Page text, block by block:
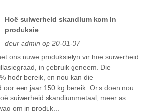
Hoë suiwerheid skandium kom in
produksie
deur admin op 20-01-07
ons nuwe produksielyn vir hoë suiwerheid
in gebruik geneem. Die
hoër bereik, en nou kan die
oor een jaar 150 kg bereik. Ons doen nou
suiwerheid skandiummetaal, meer as
om in produk...